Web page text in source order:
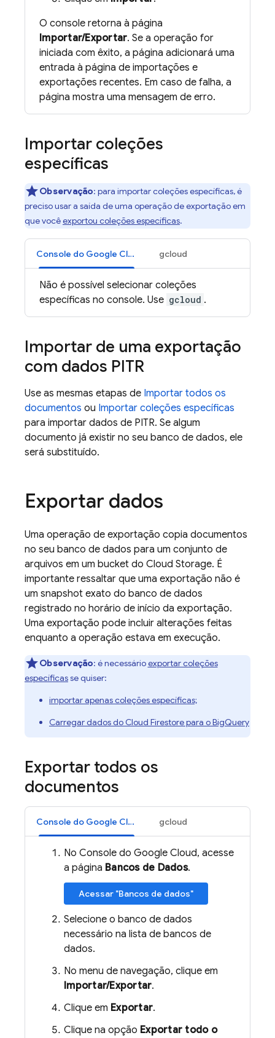
O console retorna à página
Importar/Exportar. Se a operação for
iniciada com êxito, a página adicionará uma
entrada à página de importações e
exportações recentes. Em caso de falha, a
página mostra uma mensagem de erro.
Importar coleções
específicas
Observação: para importar coleções específicas, é
preciso usar a saída de uma operação de exportação em
que vocêexportou coleções específicas.
Console do Google Cloud gcloud
Não é possível selecionar coleções
específicas no console. Use gcloud .
Importar de uma exportação
com dados PITR
Use as mesmas etapas de Importar todos os
documentos ou Importar coleções específicas
para importar dados de PITR. Se algum
documento já existir no seu banco de dados, ele
será substituído.
Exportar dados
Uma operação de exportação copia documentos
no seu banco de dados para um conjunto de
arquivos em um bucket do Cloud Storage. É
importante ressaltar que uma exportação não é
um snapshot exato do banco de dados
registrado no horário de início da exportação.
Uma exportação pode incluir alterações feitas
enquanto a operação estava em execução.
Observação: é necessárioexportar coleções
específicasse quiser:
importar apenas coleções específicas;
Carregar dados do Cloud Firestorepara oBigQuery
Exportar todos os
documentos
Console do Google Cloud gcloud
No Console do Google Cloud, acesse
a página Bancos de Dados.
Acessar "Bancos de dados"
Selecione o banco de dados
necessário na lista de bancos de
dados.
No menu de navegação, clique em
Importar/Exportar.
Clique em Exportar.
Clique na opção Exportar todo o